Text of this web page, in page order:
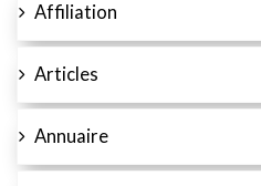
Affiliation
Articles
Annuaire